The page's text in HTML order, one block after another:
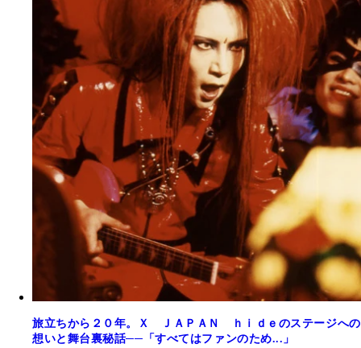
旅立ちから２０年。Ｘ ＪＡＰＡＮ ｈｉｄｅのステージへの
想いと舞台裏秘話──「すべてはファンのため...」